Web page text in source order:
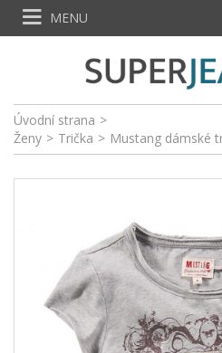
Úvodní strana >
Ženy > Trička > Mustang dámské
MENU